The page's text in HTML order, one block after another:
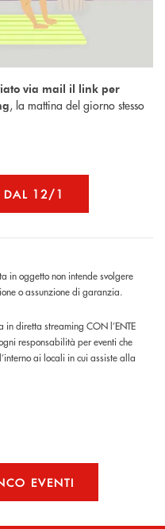
via mail il link per
, la mattina del giorno stesso
DAL 12/1
in oggetto non intende svolgere
o assunzione di garanzia.
in diretta streaming CON l’ENTE
responsabilità per eventi che
ai locali in cui assiste alla
EVENTI